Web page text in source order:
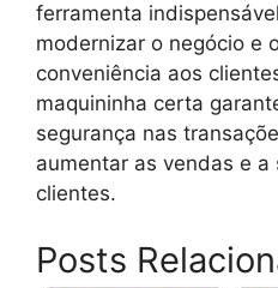
ferramenta
modernizar o negócio e
conveniência aos
maquininha certa
segurança nas
aumentar as vendas e a
clientes.
Posts